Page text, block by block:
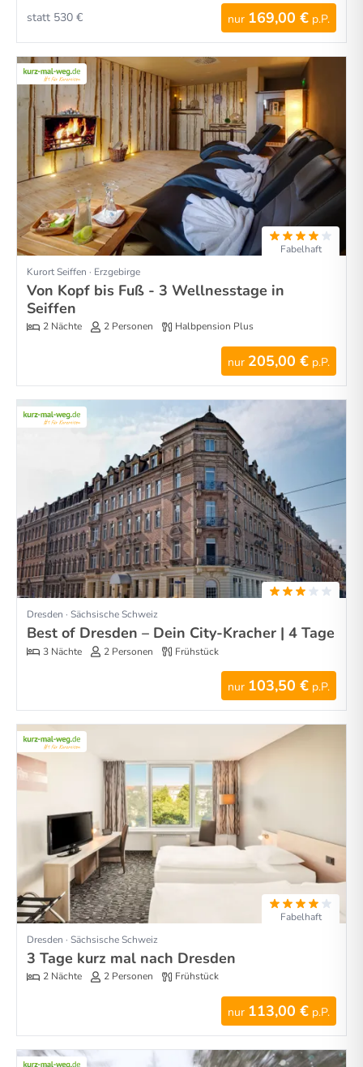
nur 169,00 € p.P.
statt 530 €
Fabelhaft
Kurort Seiffen · Erzgebirge
Von Kopf bis Fuß - 3 Wellnesstage in
Seiffen
2 Nächte 2 Personen Halbpension Plus
nur 205,00 € p.P.
Dresden · Sächsische Schweiz
Best of Dresden – Dein City-Kracher | 4 Tage
3 Nächte 2 Personen Frühstück
nur 103,50 € p.P.
Fabelhaft
Dresden · Sächsische Schweiz
3 Tage kurz mal nach Dresden
2 Nächte 2 Personen Frühstück
nur 113,00 € p.P.